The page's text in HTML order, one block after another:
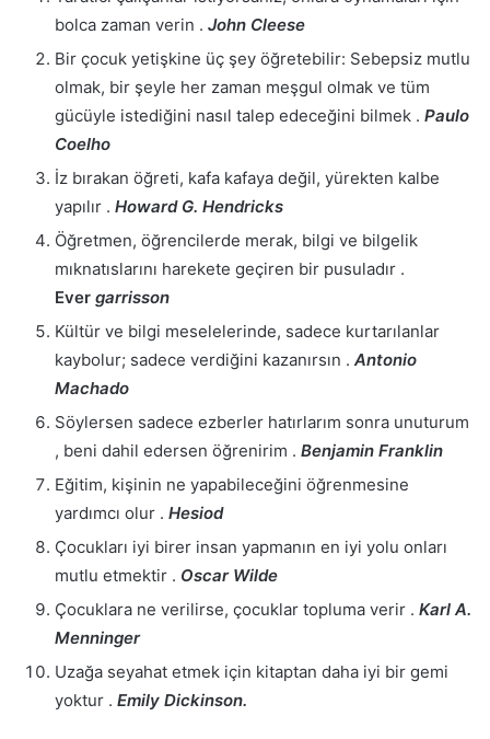
bolca zaman verin . John Cleese
Bir çocuk yetişkine üç şey öğretebilir: Sebepsiz mutlu
olmak, bir şeyle her zaman meşgul olmak ve tüm
gücüyle istediğini nasıl talep edeceğini bilmek . Paulo
Coelho
İz bırakan öğreti, kafa kafaya değil, yürekten kalbe
yapılır . Howard G. Hendricks
Öğretmen, öğrencilerde merak, bilgi ve bilgelik
mıknatıslarını harekete geçiren bir pusuladır .
Ever garrisson
Kültür ve bilgi meselelerinde, sadece kurtarılanlar
kaybolur; sadece verdiğini kazanırsın . Antonio
Machado
Söylersen sadece ezberler hatırlarım sonra unuturum
, beni dahil edersen öğrenirim . Benjamin Franklin
Eğitim, kişinin ne yapabileceğini öğrenmesine
yardımcı olur . Hesiod
Çocukları iyi birer insan yapmanın en iyi yolu onları
mutlu etmektir . Oscar Wilde
Çocuklara ne verilirse, çocuklar topluma verir . Karl A.
Menninger
Uzağa seyahat etmek için kitaptan daha iyi bir gemi
yoktur . Emily Dickinson.